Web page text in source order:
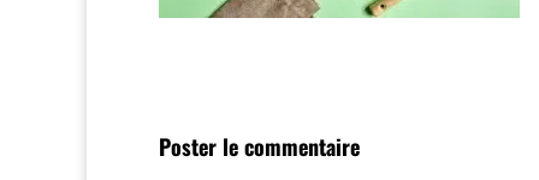
Poster le commentaire